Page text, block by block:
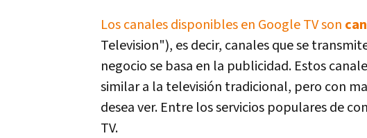
Los canales disponibles en Google TV son
Television"), es decir, canales que se
negocio se basa en la publicidad. Estos
similar a la televisión tradicional, pero con
desea ver. Entre los servicios populares de
TV.